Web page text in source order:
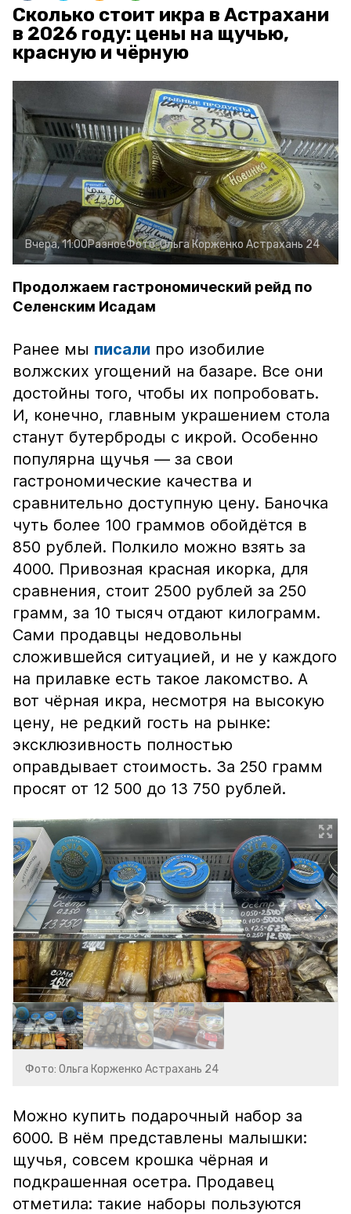
Сколько стоит икра в Астрахани
в 2026 году: цены на щучью,
красную и чёрную
Вчера, 11:00РазноеФото:Ольга Корженко Астрахань 24
Продолжаем гастрономический рейд по
Селенским Исадам
Ранее мы писали про изобилие
волжских угощений на базаре. Все они
достойны того, чтобы их попробовать.
И, конечно, главным украшением стола
станут бутерброды с икрой. Особенно
популярна щучья — за свои
гастрономические качества и
сравнительно доступную цену. Баночка
чуть более 100 граммов обойдётся в
850 рублей. Полкило можно взять за
4000. Привозная красная икорка, для
сравнения, стоит 2500 рублей за 250
грамм, за 10 тысяч отдают килограмм.
Сами продавцы недовольны
сложившейся ситуацией, и не у каждого
на прилавке есть такое лакомство. А
вот чёрная икра, несмотря на высокую
цену, не редкий гость на рынке:
эксклюзивность полностью
оправдывает стоимость. За 250 грамм
просят от 12 500 до 13 750 рублей.
Фото: Ольга Корженко Астрахань 24
Можно купить подарочный набор за
6000. В нём представлены малышки:
щучья, совсем крошка чёрная и
подкрашенная осетра. Продавец
отметила: такие наборы пользуются